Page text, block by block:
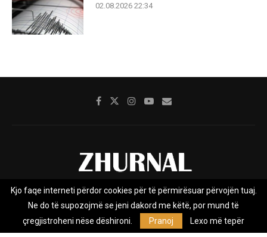
02.08.2026 22:34
Rreth nesh Impresumi Marketing
Kontakt
Privacy Policy
Zhurnal.mk është Agjenci e Lajmeve e pavarur, e themeluar në vitin
Kjo faqe interneti përdor cookies për të përmirësuar përvojën tuaj.
Ne do të supozojmë se jeni dakord me këtë, por mund të
çregjistroheni nëse dëshironi.
Pranoj Lexo më tepër